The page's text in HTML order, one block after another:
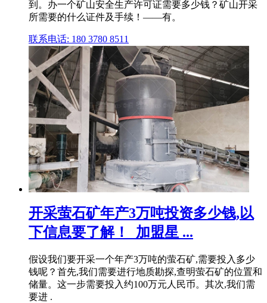
到。办一个矿山安全生产许可证需要多少钱？矿山开采
所需要的什么证件及手续！——有。
联系电话: 180 3780 8511
开采萤石矿年产3万吨投资多少钱,以
下信息要了解！_加盟星 ...
假设我们要开采一个年产3万吨的萤石矿,需要投入多少
钱呢？首先,我们需要进行地质勘探,查明萤石矿的位置和
储量。这一步需要投入约100万元人民币。其次,我们需
要进 .